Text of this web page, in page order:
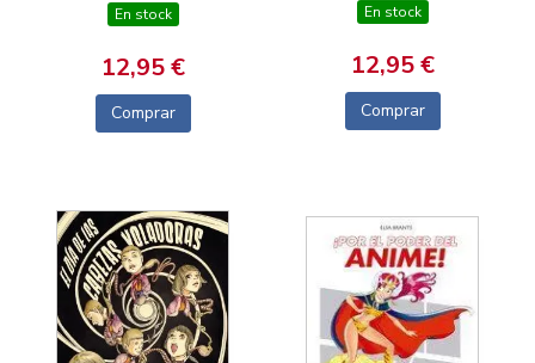
En stock
12,95 €
Comprar
En stock
12,95 €
Comprar